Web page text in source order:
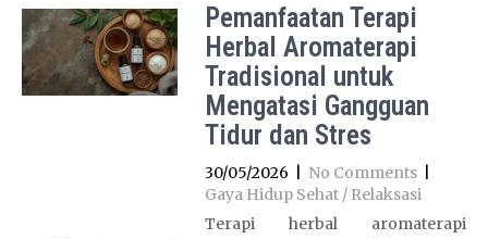
Pemanfaatan Terapi
Herbal Aromaterapi
Tradisional untuk
Mengatasi Gangguan
Tidur dan Stres
30/05/2026 No Comments
Gaya Hidup Sehat / Relaksasi
Terapi herbal aromaterapi